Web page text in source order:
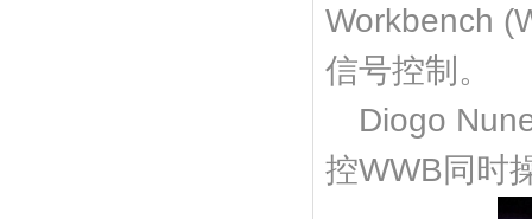
Workbench
信号控制。
Diogo
控WWB同时